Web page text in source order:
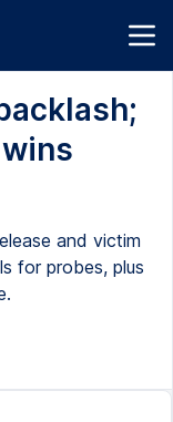
and victim
for probes, plus